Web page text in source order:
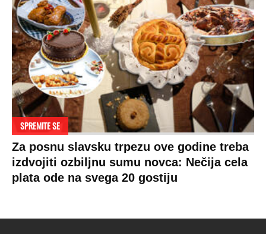
SPREMITE SE
Za posnu slavsku trpezu ove godine treba
izdvojiti ozbiljnu sumu novca: Nečija cela
plata ode na svega 20 gostiju